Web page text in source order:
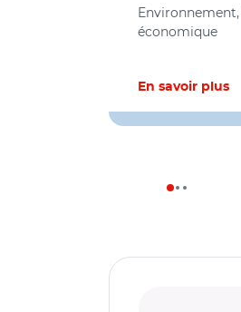
économique
En savoir plus